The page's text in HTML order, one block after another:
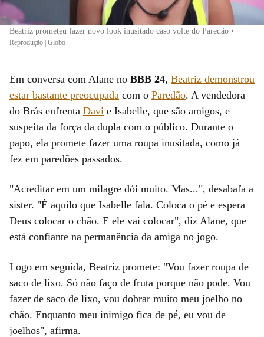
Beatriz prometeu fazer novo look inusitado caso volte do Paredão •
Reprodução | Globo
Em conversa com Alane no BBB 24, Beatriz demonstrou
estar bastante preocupada com o Paredão. A vendedora
do Brás enfrenta Davi e Isabelle, que são amigos, e
suspeita da força da dupla com o público. Durante o
papo, ela promete fazer uma roupa inusitada, como já
fez em paredões passados.
"Acreditar em um milagre dói muito. Mas...", desabafa a
sister. "É aquilo que Isabelle fala. Coloca o pé e espera
Deus colocar o chão. E ele vai colocar", diz Alane, que
está confiante na permanência da amiga no jogo.
Logo em seguida, Beatriz promete: "Vou fazer roupa de
saco de lixo. Só não faço de fruta porque não pode. Vou
fazer de saco de lixo, vou dobrar muito meu joelho no
chão. Enquanto meu inimigo fica de pé, eu vou de
joelhos", afirma.